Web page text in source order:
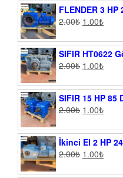
FLENDER 3
2.00₺ 1.00₺
SIFIR HT0622
2.00₺ 1.00₺
SIFIR 15 HP 85
2.00₺ 1.00₺
İkinci El 2 HP
2.00₺ 1.00₺